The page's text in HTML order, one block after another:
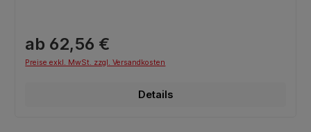
ab 62,56 €
Preise exkl. MwSt. zzgl. Versandkosten
Details